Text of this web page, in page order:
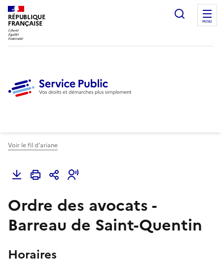
RÉPUBLIQUE
FRANÇAISE
Ouvrir
MENU
Voir le fil d'ariane
Ordre des avocats -
Barreau de Saint-Quentin
Horaires